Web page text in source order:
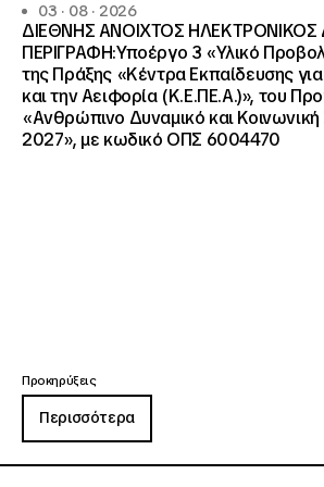
03 · 08 · 2026
ΔΙΕΘΝΗΣ ΑΝΟΙΧΤΟΣ ΗΛΕΚΤΡΟΝΙΚΟΣ
ΠΕΡΙΓΡΑΦΗ:Υποέργο 3 «Υλικό
της Πράξης «Κέντρα Εκπαίδευσης
και την Αειφορία (Κ.Ε.ΠΕ.Α.)», του
«Ανθρώπινο Δυναμικό και
2027», με κωδικό ΟΠΣ 6004470
Προκηρύξεις
Περισσότερα